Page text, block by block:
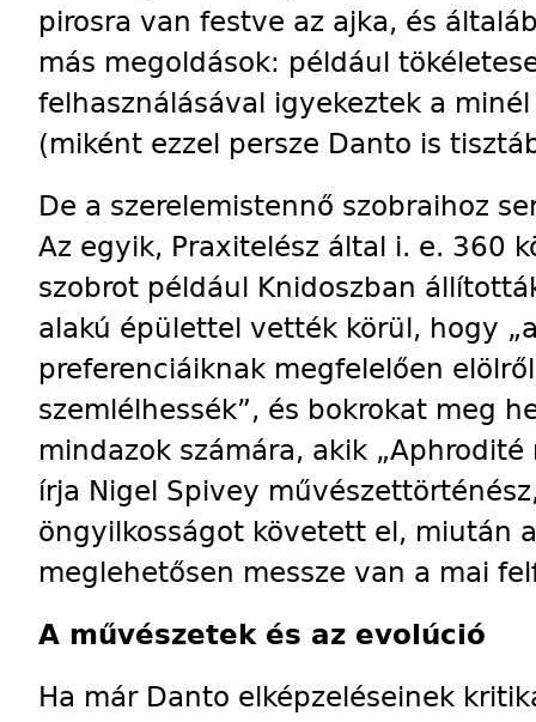
pirosra van festve az ajka, és
más megoldások: például
felhasználásával igyekeztek a
(miként ezzel persze Danto is
De a szerelemistennő szobraihoz
Az egyik, Praxitelész által i. e. 360
szobrot például Knidoszban
alakú épülettel vették körül, hogy
preferenciáiknak megfelelően
szemlélhessék”, és bokrokat meg
mindazok számára, akik
írja Nigel Spivey
öngyilkosságot követett el, miután
meglehetősen messze van a mai
A művészetek és az evolúció
Ha már Danto elképzeléseinek